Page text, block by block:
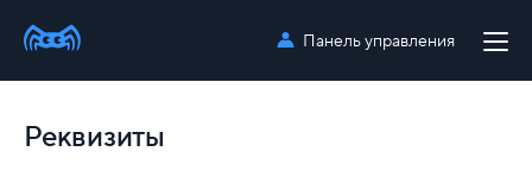
Панель управления
Реквизиты